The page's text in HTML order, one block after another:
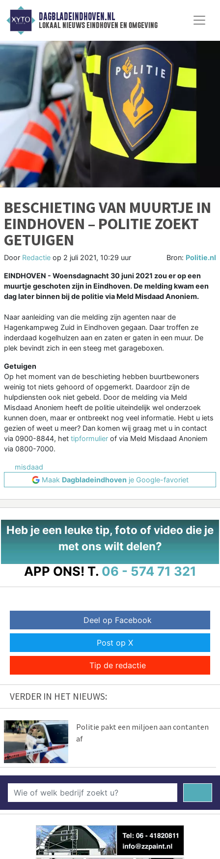
DAGBLADEINDHOVEN.NL
lokaal nieuws eindhoven en omgeving
BESCHIETING VAN MUURTJE IN
EINDHOVEN – POLITIE ZOEKT
GETUIGEN
Door Redactie op 2 juli 2021, 10:29 uur Bron: Politie.nl
EINDHOVEN - Woensdagnacht 30 juni 2021 zou er op een
muurtje geschoten zijn in Eindhoven. De melding kwam een
dag later binnen bij de politie via Meld Misdaad Anoniem.
Naar aanleiding van die melding zijn agenten naar de
Hagenkampweg Zuid in Eindhoven gegaan. Daar troffen ze
inderdaad kogelhulzen aan en zaten er gaten in een muur. De
plek bevindt zich in een steeg met garageboxen.
Getuigen
Op het moment van de beschieting hebben buurtbewoners
weinig tot niets gehoord of opgemerkt. Daardoor zijn de
hulpdiensten ook niet gebeld. Door de melding via Meld
Misdaad Anoniem heeft de politie uiteindelijk wel onderzoek
kunnen doen, maar er ontbreekt nog veel informatie. Hebt u iets
gezien of weet u meer? Dan komen wij graag met u in contact
via 0900-8844, het tipformulier of via Meld Misdaad Anoniem
via 0800-7000.
misdaad
Maak Dagbladeindhoven je Google-favoriet
Heb je een leuke tip, foto of video die je
met ons wilt delen?
APP ONS! T. 06 - 574 71 321
Deel op Facebook
Post op X
Tip de redactie
VERDER IN HET NIEUWS:
Politie pakt een miljoen aan contanten
af